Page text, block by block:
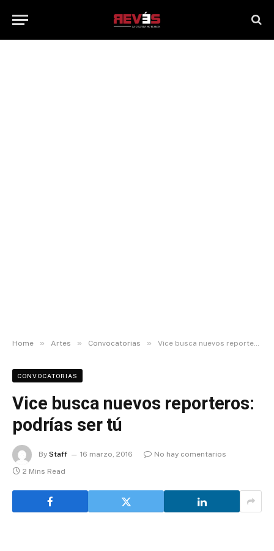
Home » Artes » Convocatorias » Vice busca nuevos reporteros: podrías ser tú
CONVOCATORIAS
Vice busca nuevos reporteros:
podrías ser tú
By Staff 16 marzo, 2016
No hay comentarios
2 Mins Read